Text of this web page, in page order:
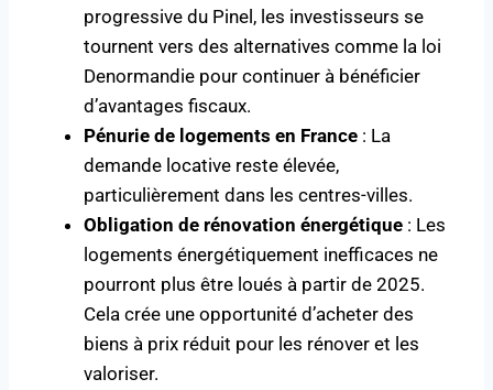
progressive du Pinel, les investisseurs se
tournent vers des alternatives comme la loi
Denormandie pour continuer à bénéficier
d’avantages fiscaux.
Pénurie de logements en France : La
demande locative reste élevée,
particulièrement dans les centres-villes.
Obligation de rénovation énergétique : Les
logements énergétiquement inefficaces ne
pourront plus être loués à partir de 2025.
Cela crée une opportunité d’acheter des
biens à prix réduit pour les rénover et les
valoriser.